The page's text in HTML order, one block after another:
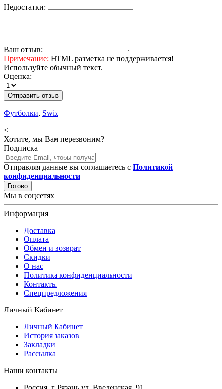
Недостатки:
Ваш отзыв:
Примечание: HTML разметка не поддерживается!
Используйте обычный текст.
Оценка:
Отправить отзыв
Футболки, Swix
<
Хотите, мы Вам перезвоним?
Подписка
Отправляя данные вы соглашаетесь с Политикой
конфиденциальности
Готово
Мы в соцсетях
Информация
Доставка
Оплата
Обмен и возврат
Скидки
О нас
Политика конфиденциальности
Контакты
Спецпредложения
Личный Кабинет
Личный Кабинет
История заказов
Закладки
Рассылка
Наши контакты
Россия, г. Рязань ул. Введенская, 91